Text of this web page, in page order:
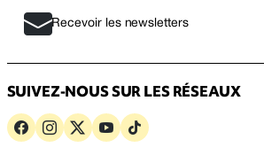
Recevoir les newsletters
SUIVEZ-NOUS SUR LES RÉSEAUX